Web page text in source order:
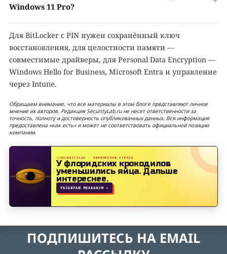
Windows 11 Pro?
Для BitLocker с PIN нужен сохранённый ключ
восстановления, для целостности памяти —
совместимые драйверы, для Personal Data Encryption —
Windows Hello for Business, Microsoft Entra и управление
через Intune.
Обращаем внимание, что все материалы в этом блоге представляют личное
мнение их авторов. Редакция SecurityLab.ru не несет ответственности за
точность, полноту и достоверность опубликованных данных. Вся информация
предоставлена «как есть» и может не соответствовать официальной позиции
компании.
SECURITYLAB · ХИМИЧЕСКАЯ УГРОЗА
У флоридских крокодилов
уменьшились яйца.Дальше
интереснее.
РАЗБИРАЮ МЕХАНИЗМ →
ПОДПИШИТЕСЬ НА EMAIL